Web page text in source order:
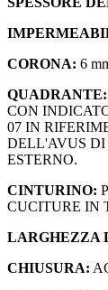
CORONA: 6
QUADRANTE:
CON
07 IN
DELL'AVUS
ESTERNO.
CINTURINO:
CUCITURE IN
LARGHEZZA
CHIUSURA: